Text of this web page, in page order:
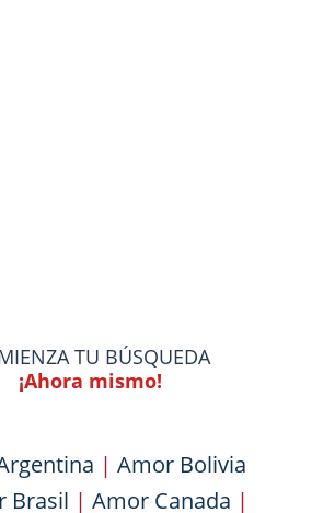
TU BÚSQUEDA
¡Ahora mismo!
| Amor Bolivia
Brasil | Amor Canada |